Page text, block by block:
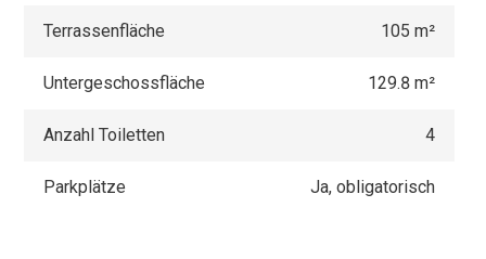
Terrassenfläche 105 m²
Untergeschossfläche 129.8 m²
Anzahl Toiletten 4
Parkplätze Ja, obligatorisch